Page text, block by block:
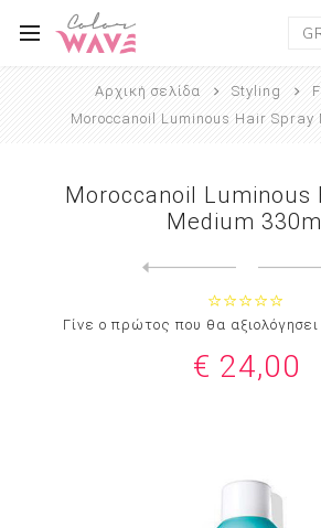
Αρχική σελίδα Styling
Moroccanoil Luminous Hair Spray
Moroccanoil Luminous
Medium
Γίνε ο πρώτος που θα
€ 24,00